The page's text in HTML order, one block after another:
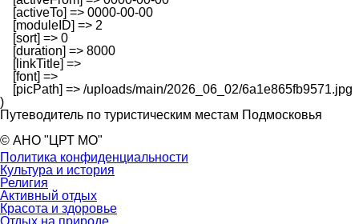
    [activeTo] => 0000-00-00
    [moduleID] => 2
    [sort] => 0
    [duration] => 8000
    [linkTitle] =>
    [font] =>
    [picPath] => /uploads/main/2026_06_02/6a1e865fb9571.jpg
Путеводитель по туристическим местам Подмосковья
© АНО "ЦРТ МО"
Политика конфиденциальности
Культура и история
Религия
Активный отдых
Красота и здоровье
Отдых на природе